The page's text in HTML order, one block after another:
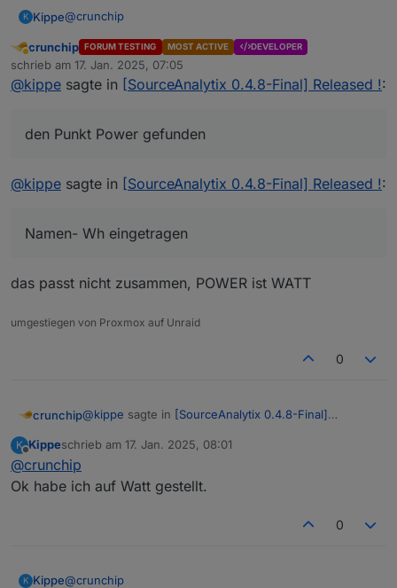
K Kippe@crunchip
Hallo
Ich habe mal eine Frage zum Adapter.
Ich möchte ein Shelly Plug s Gerät mit dem Adapter
Ordner gegangen und habe den Punkt Power gefunden.
Kosten berechnen
Aktivieren.
Tag———Woche———Monat———Jahr ?
und visualisieren kann?
Würde mich sehr freuen
Abwesend
crunchip FORUM TESTING MOST ACTIVE DEVELOPER
schrieb am 17. Jan. 2025, 07:05
zuletzt editiert von
@kippe sagte in [SourceAnalytix 0.4.8-Final] Released !:
den Punkt Power gefunden
@kippe sagte in [SourceAnalytix 0.4.8-Final] Released !:
Namen- Wh eingetragen
das passt nicht zusammen, POWER ist WATT
umgestiegen von Proxmox auf Unraid
0
crunchip@kippe sagte in [SourceAnalytix 0.4.8-Final]
K Kippeschrieb am 17. Jan. 2025, 08:01
zuletzt editiert von
@crunchip
Ok habe ich auf Watt gestellt.
0
K Kippe@crunchip